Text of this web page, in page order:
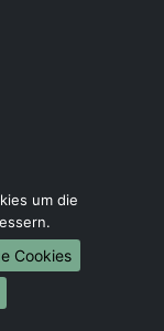
Main
um die
Cookies